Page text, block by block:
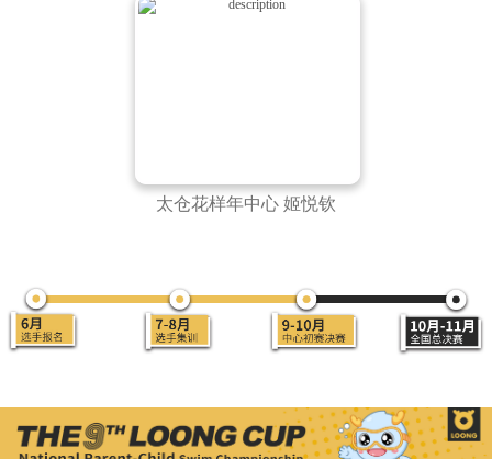
太仓花样年中心 姬悦钦